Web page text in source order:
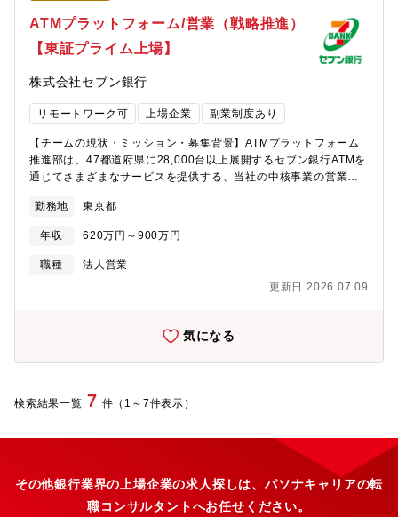
ているプロジェクト】・当局サイバーセキュリティガイドライン
対応・サイバーセキュリティ戦略の推進・サイバーセキュリティ
態勢の可視化・CSIRT体制強化の検討と推進【組織構成】配属先
は部長＋26名で構成（平均年齢40代/2026年7月時点）現在5グル
ープ体制を取っています。①コンプライアンス管理グループ②法
務グループ③AML/CFT企画グループ④金融犯罪対策グループ⑤サ
イバーセキュリティ対策推進グループ※サイバーセキュリティ対
で構成されており、少人数でもあり年齢/社歴/プロパー/キャリア
関係なく活躍が可能な風通しの良い組織です。【募集背景】当社
は2008年に設立したモバイルに特化したネット専業銀行です。開
業以来、生活に深く浸透した携帯電話やスマートフォンをお客さ
ービスを提供してきました。auじぶん銀行のみならず、グループ
提供する「スマートマネー構想」を推進してるauフィナンシャル
グループ内では、ITは急成長下においてグループの安定したサー
タライゼーションの取り組みを担う中核人材を募集します。【働
任以外の各部から業務内容を中心としたオリエンテーション実
業務勉強会の実施(1回/月）あり。部共通のオリエンテーション及
びメンターを付けてのOJTを予定しています。一人で案件を抱え
てしまうことが無い様、基本的に2~3名のチーム体制となるように
しています。文化やお作法などに慣れていただけるよう各種社内
ルール周知、業務部門や協力会社との折衝、プロジェクト進行を
ATMプラットフォーム/営業（戦略推進）
【東証プライム上場】
株式会社セブン銀行
リモートワーク可 上場企業 副業制度あり
【チームの現状・ミッション・募集背景】ATMプラットフォーム
推進部は、47都道府県に28,000台以上展開するセブン銀行ATMを
通じてさまざまなサービスを提供する、当社の中核事業の営業部
外の商業施設や、駅などの公共交通機関へのATM設置営業および
その管理を担い、収益を生むことをミッションとしています。
【チーム構成】ATMプラットフォーム推進部- 開発推進第1グルー
プ- 開発推進第2グループ- コンサルティング第1グループ- コンサ
第1グループは、グループ長（50代）、 担当（40代２名、30代６
開拓営業と既存の全国の4000台のATMを担当しています。【担当
業務】開発推進第１グループは、セブン‐イレブン以外の施設への
ATM設置営業およびその管理業務を担当しています。具体的に
により探し出し、その管轄企業と契約内容や経済条件について交
OJTにてメンター社員と同行しながら業務を覚えていただき、約
３ヵ月を目途に独り立ちを目指していただきます。■営業先の一
例：鉄道会社（駅に設置）、商業施設の担当窓口（役員の方への
提案の機会も多くございます）【使用ツール】Excel、Word、
PowerPoint、その他社内ソフトウェア【働き方】■残業時間月約
勤務地 東京都
年収 620万円～900万円
職種
法人営業
更新日 2026.07.09
気になる
検索結果一覧 7 件（1～7件表示）
その他銀行業界の上場企業の求人探しは、パソナキャリアの転
職コンサルタントへお任せください。